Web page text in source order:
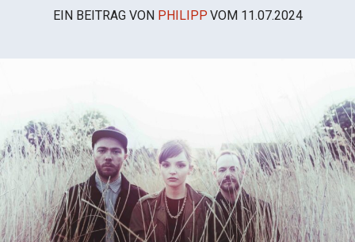
EIN BEITRAG VON PHILIPP VOM 11.07.2024